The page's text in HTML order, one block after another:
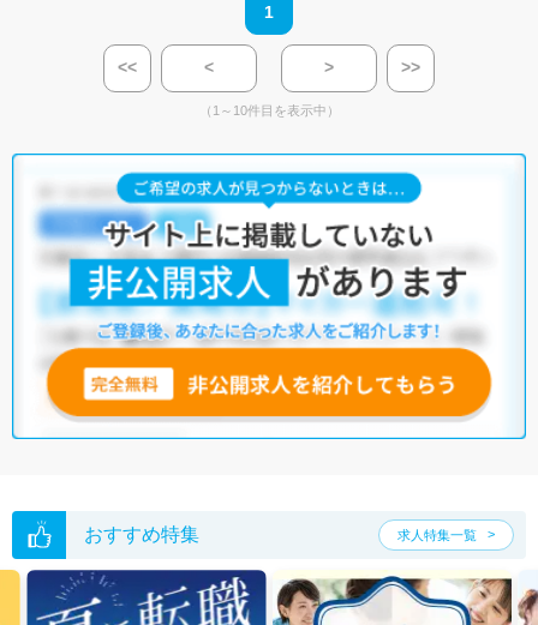
1
<< < > >>
（1～10件目を表示中）
おすすめ特集 求人特集一覧